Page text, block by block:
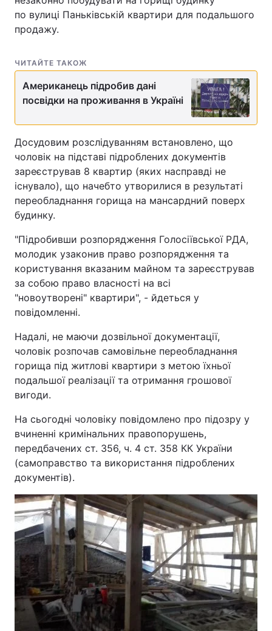
по вулиці Паньківській квартири для подальшого
продажу.
ЧИТАЙТЕ ТАКОЖ
Американець підробив дані
посвідки на проживання в Україні
Досудовим розслідуванням встановлено, що
чоловік на підставі підроблених документів
зареєстрував 8 квартир (яких насправді не
існувало), що начебто утворилися в результаті
переобладнання горища на мансардний поверх
будинку.
"Підробивши розпорядження Голосіївської РДА,
молодик узаконив право розпорядження та
користування вказаним майном та зареєстрував
за собою право власності на всі
"новоутворені" квартири", - йдеться у
повідомленні.
Надалі, не маючи дозвільної документації,
чоловік розпочав самовільне переобладнання
горища під житлові квартири з метою їхньої
подальшої реалізації та отримання грошової
вигоди.
На сьогодні чоловіку повідомлено про підозру у
вчиненні кримінальних правопорушень,
передбачених ст. 356, ч. 4 ст. 358 КК України
(самоправство та використання підроблених
документів).